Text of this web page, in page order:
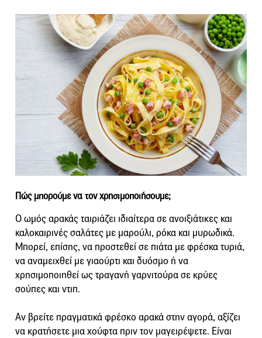
Πώς μπορούμε να τον χρησιμοποιήσουμε;
Ο ωμός αρακάς ταιριάζει ιδιαίτερα σε ανοιξιάτικες και
καλοκαιρινές σαλάτες με μαρούλι, ρόκα και μυρωδικά.
Μπορεί, επίσης, να προστεθεί σε πιάτα με φρέσκα τυριά,
να αναμειχθεί με γιαούρτι και δυόσμο ή να
χρησιμοποιηθεί ως τραγανή γαρνιτούρα σε κρύες
σούπες και ντιπ.
Αν βρείτε πραγματικά φρέσκο αρακά στην αγορά, αξίζει
να κρατήσετε μια χούφτα πριν τον μαγειρέψετε. Είναι